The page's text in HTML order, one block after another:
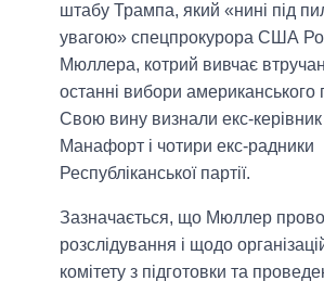
штабу Трампа, який «нині під
увагою» спецпрокурора США
Мюллера, котрий вивчає
останні вибори американського
Свою вину визнали екс-
Манафорт і чотири екс-радники
Республіканської партії.
Зазначається, що Мюллер
розслідування і щодо
комітету з підготовки та